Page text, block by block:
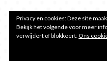
Privacy en cookies: Deze site
Bekijk het volgende voor meer
verwijdert of blokkeert:Ons